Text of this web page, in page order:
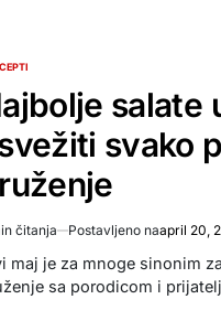
salate
svako
čitanja Postavljeno naapril 20,
maj je za mnoge sinonim
sa porodicom i